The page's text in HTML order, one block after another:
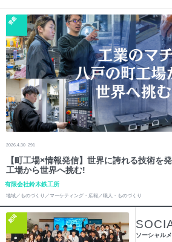
青森
2026.4.30 291
【町工場×情報発信】世界に誇れる技術を
工場から世界へ挑む!
有限会社鈴木鉄工所
地域／ものづくり／マーケティング・広報／職人・ものづくり
新潟
ソーシャル